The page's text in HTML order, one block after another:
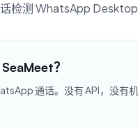
检测 WhatsApp
？
通话。没有 API，没